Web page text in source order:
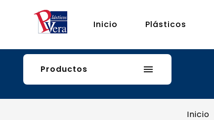
Inicio Plásticos
Productos 
Inicio